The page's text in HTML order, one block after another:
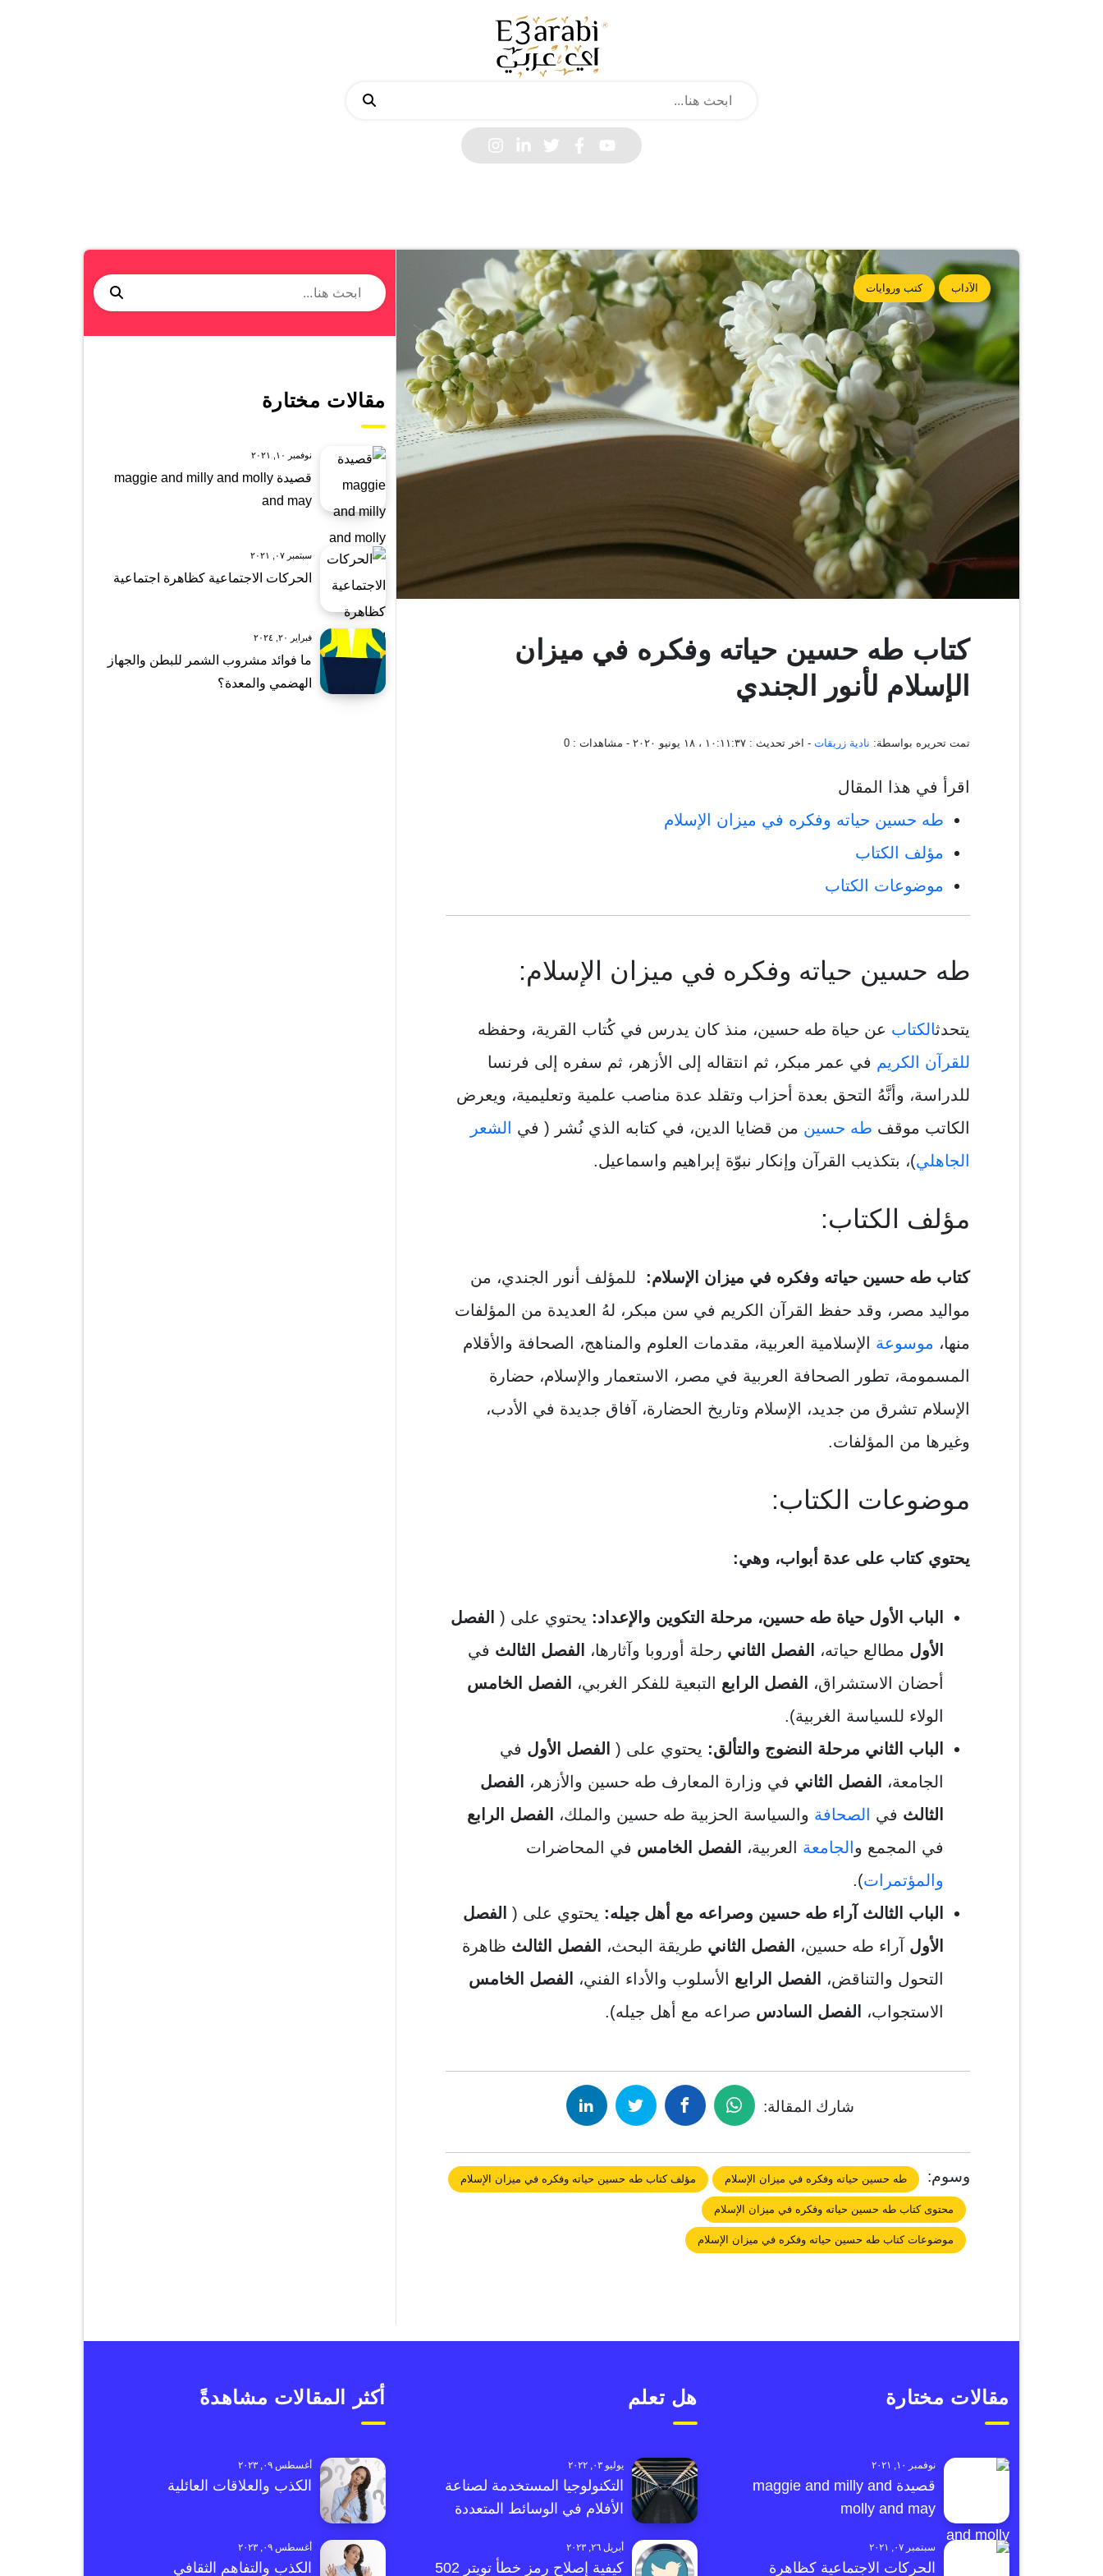
الآداب كتب وروايات
كتاب طه حسين حياته وفكره في ميزان
الإسلام لأنور الجندي
تمت تحريره بواسطة: نادية زريقات - اخر تحديث : ١٠:١١:٣٧ ، ١٨ يونيو ٢٠٢٠ - مشاهدات : 0
اقرأ في هذا المقال
طه حسين حياته وفكره في ميزان الإسلام
مؤلف الكتاب
موضوعات الكتاب
طه حسين حياته وفكره في ميزان الإسلام:
يتحدثالكتاب عن حياة طه حسين، منذ كان يدرس في كُتاب القرية، وحفظه
للقرآن الكريم في عمر مبكر، ثم انتقاله إلى الأزهر، ثم سفره إلى فرنسا
للدراسة، وأنَّهُ التحق بعدة أحزاب وتقلد عدة مناصب علمية وتعليمية، ويعرض
الكاتب موقف طه حسين من قضايا الدين، في كتابه الذي نُشر ( في الشعر
الجاهلي)، بتكذيب القرآن وإنكار نبوّة إبراهيم واسماعيل.
مؤلف الكتاب:
كتاب طه حسين حياته وفكره في ميزان الإسلام: للمؤلف أنور الجندي، من
مواليد مصر، وقد حفظ القرآن الكريم في سن مبكر، لهُ العديدة من المؤلفات
منها، موسوعة
الإسلامية العربية، مقدمات العلوم والمناهج، الصحافة والأقلام
المسمومة، تطور الصحافة العربية في مصر، الاستعمار والإسلام، حضارة
الإسلام تشرق من جديد، الإسلام وتاريخ الحضارة، آفاق جديدة في الأدب،
وغيرها من المؤلفات.
موضوعات الكتاب:
يحتوي كتاب على عدة أبواب، وهي:
الباب الأول حياة طه حسين، مرحلة التكوين والإعداد: يحتوي على ( الفصل
الأول مطالع حياته، الفصل الثاني رحلة أوروبا وآثارها، الفصل الثالث في
أحضان الاستشراق، الفصل الرابع التبعية للفكر الغربي،
الفصل الخامس
الولاء للسياسة الغربية).
الباب الثاني مرحلة النضوج والتألق: يحتوي على ( الفصل الأول في
الجامعة،
الفصل الثاني في وزارة المعارف طه حسين والأزهر، الفصل
الثالث في الصحافة والسياسة الحزبية طه حسين والملك، الفصل الرابع
في المجمع و الجامعة العربية، الفصل الخامس في المحاضرات
والمؤتمرات).
الباب الثالث آراء طه حسين وصراعه مع أهل جيله: يحتوي على ( الفصل
الأول آراء طه حسين، الفصل الثاني طريقة البحث، الفصل الثالث ظاهرة
التحول والتناقض،
الفصل الرابع الأسلوب والأداء الفني، الفصل الخامس
الاستجواب،
الفصل السادس صراعه مع أهل جيله).
شارك المقالة:
وسوم: طه حسين حياته وفكره في ميزان الإسلام مؤلف كتاب طه حسين حياته وفكره في ميزان الإسلام
محتوى كتاب طه حسين حياته وفكره في ميزان الإسلام
موضوعات كتاب طه حسين حياته وفكره في ميزان الإسلام
مقالات مختارة
نوفمبر ١٠, ٢٠٢١
قصيدة maggie and milly and molly
and may
سبتمبر ٠٧, ٢٠٢١
الحركات الاجتماعية كظاهرة اجتماعية
فبراير ٢٠, ٢٠٢٤
ما فوائد مشروب الشمر للبطن والجهاز
الهضمي والمعدة؟
مقالات مختارة
نوفمبر ١٠, ٢٠٢١
قصيدة maggie and milly and
molly and may
سبتمبر ٠٧, ٢٠٢١
الحركات الاجتماعية كظاهرة
هل تعلم
يوليو ٠٣, ٢٠٢٢
التكنولوجيا المستخدمة لصناعة
الأفلام في الوسائط المتعددة
أبريل ٢٦, ٢٠٢٣
كيفية إصلاح رمز خطأ تويتر 502
أكثر المقالات مشاهدةً
أغسطس ٠٩, ٢٠٢٣
الكذب والعلاقات العائلية
أغسطس ٠٩, ٢٠٢٣
الكذب والتفاهم الثقافي